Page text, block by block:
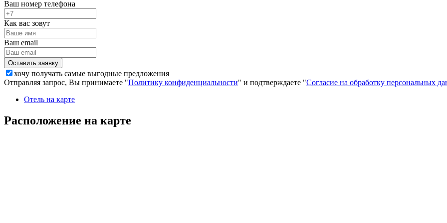
Ваш номер телефона
Как вас зовут
Ваш email
хочу получать самые выгодные предложения
Отправляя запрос, Вы принимаете "Политику конфиденциальности" и подтверждаете "Согласие на обработку персональных
Отель на карте
Расположение на карте